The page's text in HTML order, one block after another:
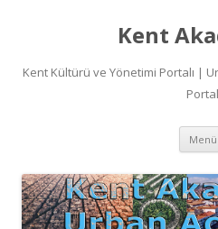
Kent
Kent Kültürü ve Yönetimi Portalı |
Portal
Menü